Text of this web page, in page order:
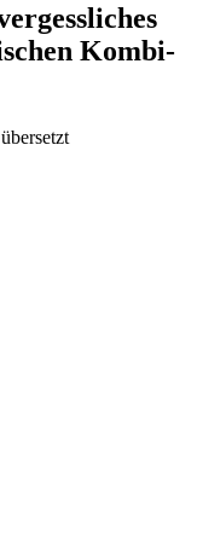
Kombi-